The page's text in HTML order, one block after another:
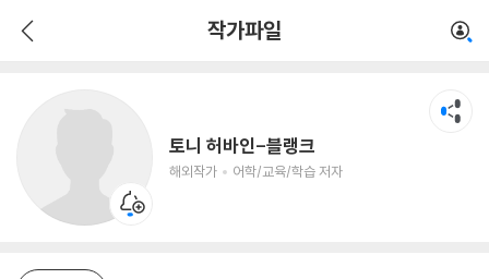
작가파일
토니 허바인-블랭크
해외작가 어학/교육/학습 저자
어학/교육/학습 저자